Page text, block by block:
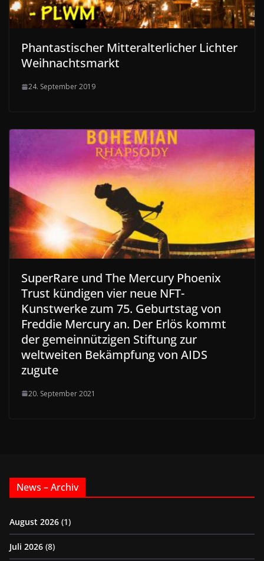
Phantastischer Mitteralterlicher Lichter
Weihnachtsmarkt
24. September 2019
SuperRare und The Mercury Phoenix
Trust kündigen vier neue NFT-
Kunstwerke zum 75. Geburtstag von
Freddie Mercury an. Der Erlös kommt
der gemeinnützigen Stiftung zur
weltweiten Bekämpfung von AIDS
zugute
20. September 2021
News – Archiv
August 2026 (1)
Juli 2026 (8)